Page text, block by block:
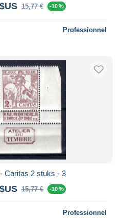
15,77 € -10 %
Professionnel
Caritas 2 stuks - 3
15,77 € -10 %
Professionnel